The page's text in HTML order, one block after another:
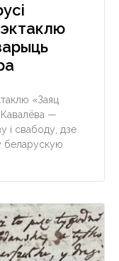
«Заяц
Кавалёва —
і свабоду, дзе
беларускую